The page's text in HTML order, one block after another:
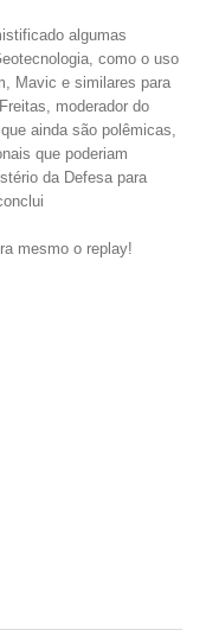
algumas
como o uso
Mavic e similares para
moderador do
ainda são polêmicas,
que poderiam
da Defesa para
mesmo o replay!